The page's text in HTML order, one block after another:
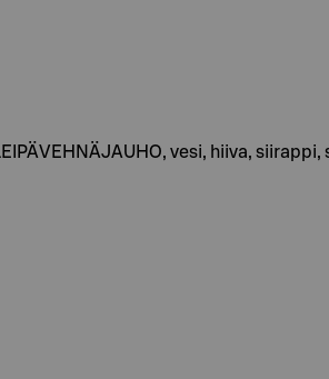
vesi, hiiva, siirappi,